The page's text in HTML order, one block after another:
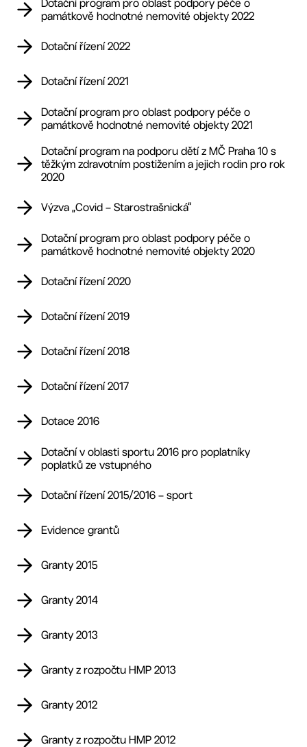
Dotační program pro oblast podpory péče o
památkově hodnotné nemovité objekty 2022
Dotační řízení 2022
Dotační řízení 2021
Dotační program pro oblast podpory péče o
památkově hodnotné nemovité objekty 2021
Dotační program na podporu dětí z MČ Praha 10 s
těžkým zdravotním postižením a jejich rodin pro rok
2020
Výzva „Covid – Starostrašnická“
Dotační program pro oblast podpory péče o
památkově hodnotné nemovité objekty 2020
Dotační řízení 2020
Dotační řízení 2019
Dotační řízení 2018
Dotační řízení 2017
Dotace 2016
Dotační v oblasti sportu 2016 pro poplatníky
poplatků ze vstupného
Dotační řízení 2015/2016 – sport
Evidence grantů
Granty 2015
Granty 2014
Granty 2013
Granty z rozpočtu HMP 2013
Granty 2012
Granty z rozpočtu HMP 2012